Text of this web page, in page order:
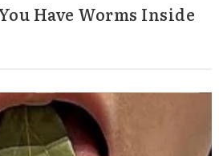
Have Worms Inside